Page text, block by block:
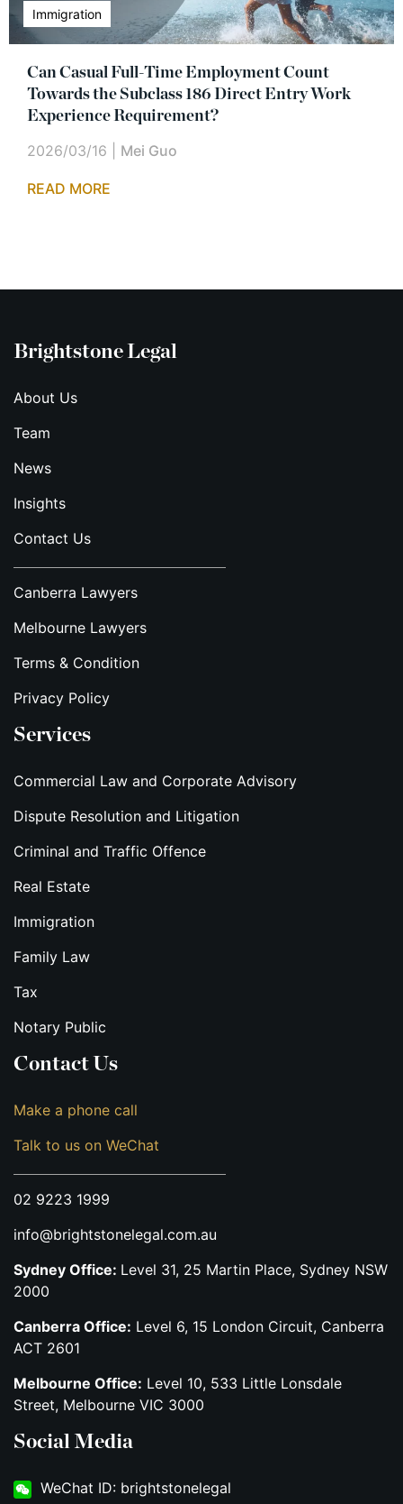
Immigration
Can Casual Full-Time Employment Count
Towards the Subclass 186 Direct Entry Work
Experience Requirement?
2026/03/16 Mei Guo
READ MORE
Brightstone Legal
About Us
Team
News
Insights
Contact Us
Canberra Lawyers
Melbourne Lawyers
Terms & Condition
Privacy Policy
Services
Commercial Law and Corporate Advisory
Dispute Resolution and Litigation
Criminal and Traffic Offence
Real Estate
Immigration
Family Law
Tax
Notary Public
Contact Us
Make a phone call
Talk to us on WeChat
02 9223 1999
info@brightstonelegal.com.au
Sydney Office: Level 31, 25 Martin Place, Sydney NSW
2000
Canberra Office: Level 6, 15 London Circuit, Canberra
ACT 2601
Melbourne Office: Level 10, 533 Little Lonsdale
Street, Melbourne VIC 3000
Social Media
WeChat ID: brightstonelegal